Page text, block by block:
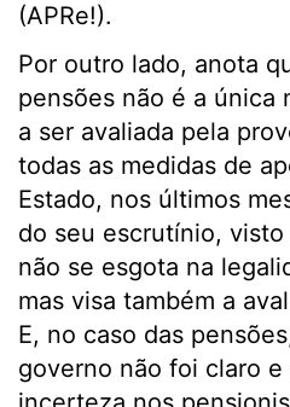
(APRe!).
Por outro lado, anota
pensões não é a única
a ser avaliada pela
todas as medidas de
Estado, nos últimos
do seu escrutínio,
não se esgota na
mas visa também a
E, no caso das
governo não foi claro e